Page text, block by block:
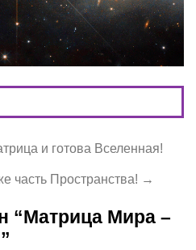
и готова Вселенная!
часть Пространства! →
“Матрица Мира –